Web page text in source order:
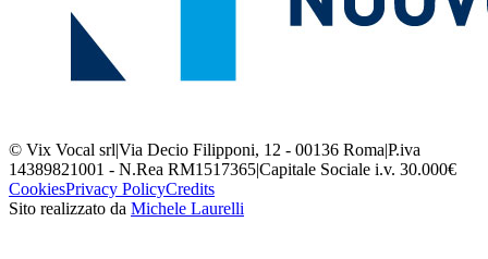
© Vix Vocal srl|Via Decio Filipponi, 12 - 00136 Roma|P.iva
14389821001 - N.Rea RM1517365|Capitale Sociale i.v. 30.000€
CookiesPrivacy PolicyCredits
Sito realizzato da Michele Laurelli